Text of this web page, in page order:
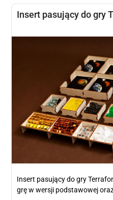
Insert pasujący do gry
Insert pasujący do gry
grę w wersji podstawowej